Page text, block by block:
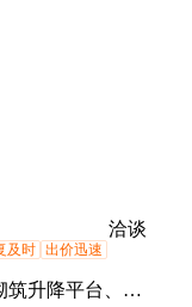
洽谈
及时 出价迅速
筑升降平台、光